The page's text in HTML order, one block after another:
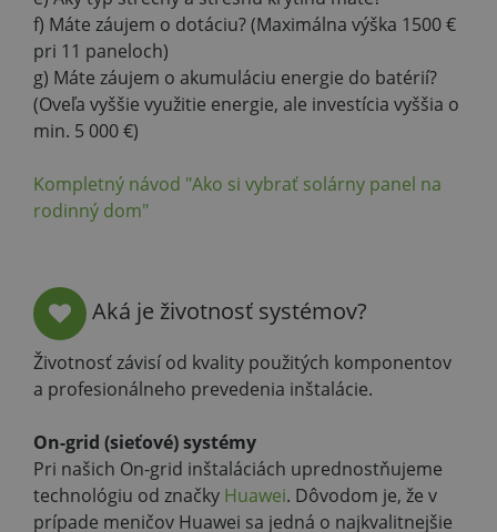
f) Máte záujem o dotáciu? (Maximálna výška 1500 €
pri 11 paneloch)
g) Máte záujem o akumuláciu energie do batérií?
(Oveľa vyššie využitie energie, ale investícia vyššia o
min. 5 000 €)
Kompletný návod "Ako si vybrať solárny panel na
rodinný dom"
Aká je životnosť systémov?
Životnosť závisí od kvality použitých komponentov
a profesionálneho prevedenia inštalácie.
On-grid (sieťové) systémy
Pri našich On-grid inštaláciách uprednostňujeme
technológiu od značky Huawei. Dôvodom je, že v
prípade meničov Huawei sa jedná o najkvalitnejšie